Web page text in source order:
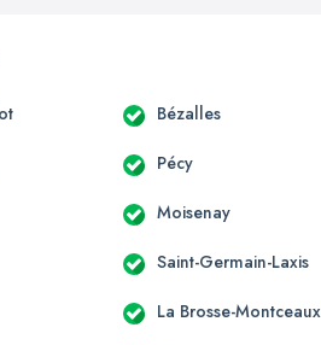
Bézalles
Pécy
Moisenay
Saint-Germain-Laxis
La Brosse-Montceaux